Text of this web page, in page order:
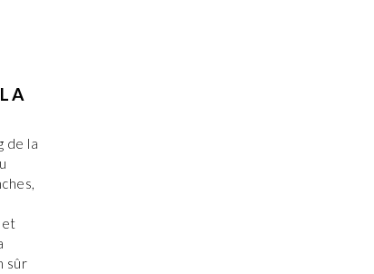
de la
et
sûr